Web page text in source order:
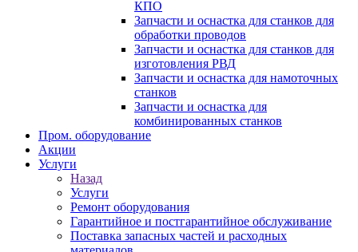
КПО
Запчасти и оснастка для станков для
обработки проводов
Запчасти и оснастка для станков для
изготовления РВД
Запчасти и оснастка для намоточных
станков
Запчасти и оснастка для
комбинированных станков
Пром. оборудование
Акции
Услуги
Назад
Услуги
Ремонт оборудования
Гарантийное и постгарантийное обслуживание
Поставка запасных частей и расходных